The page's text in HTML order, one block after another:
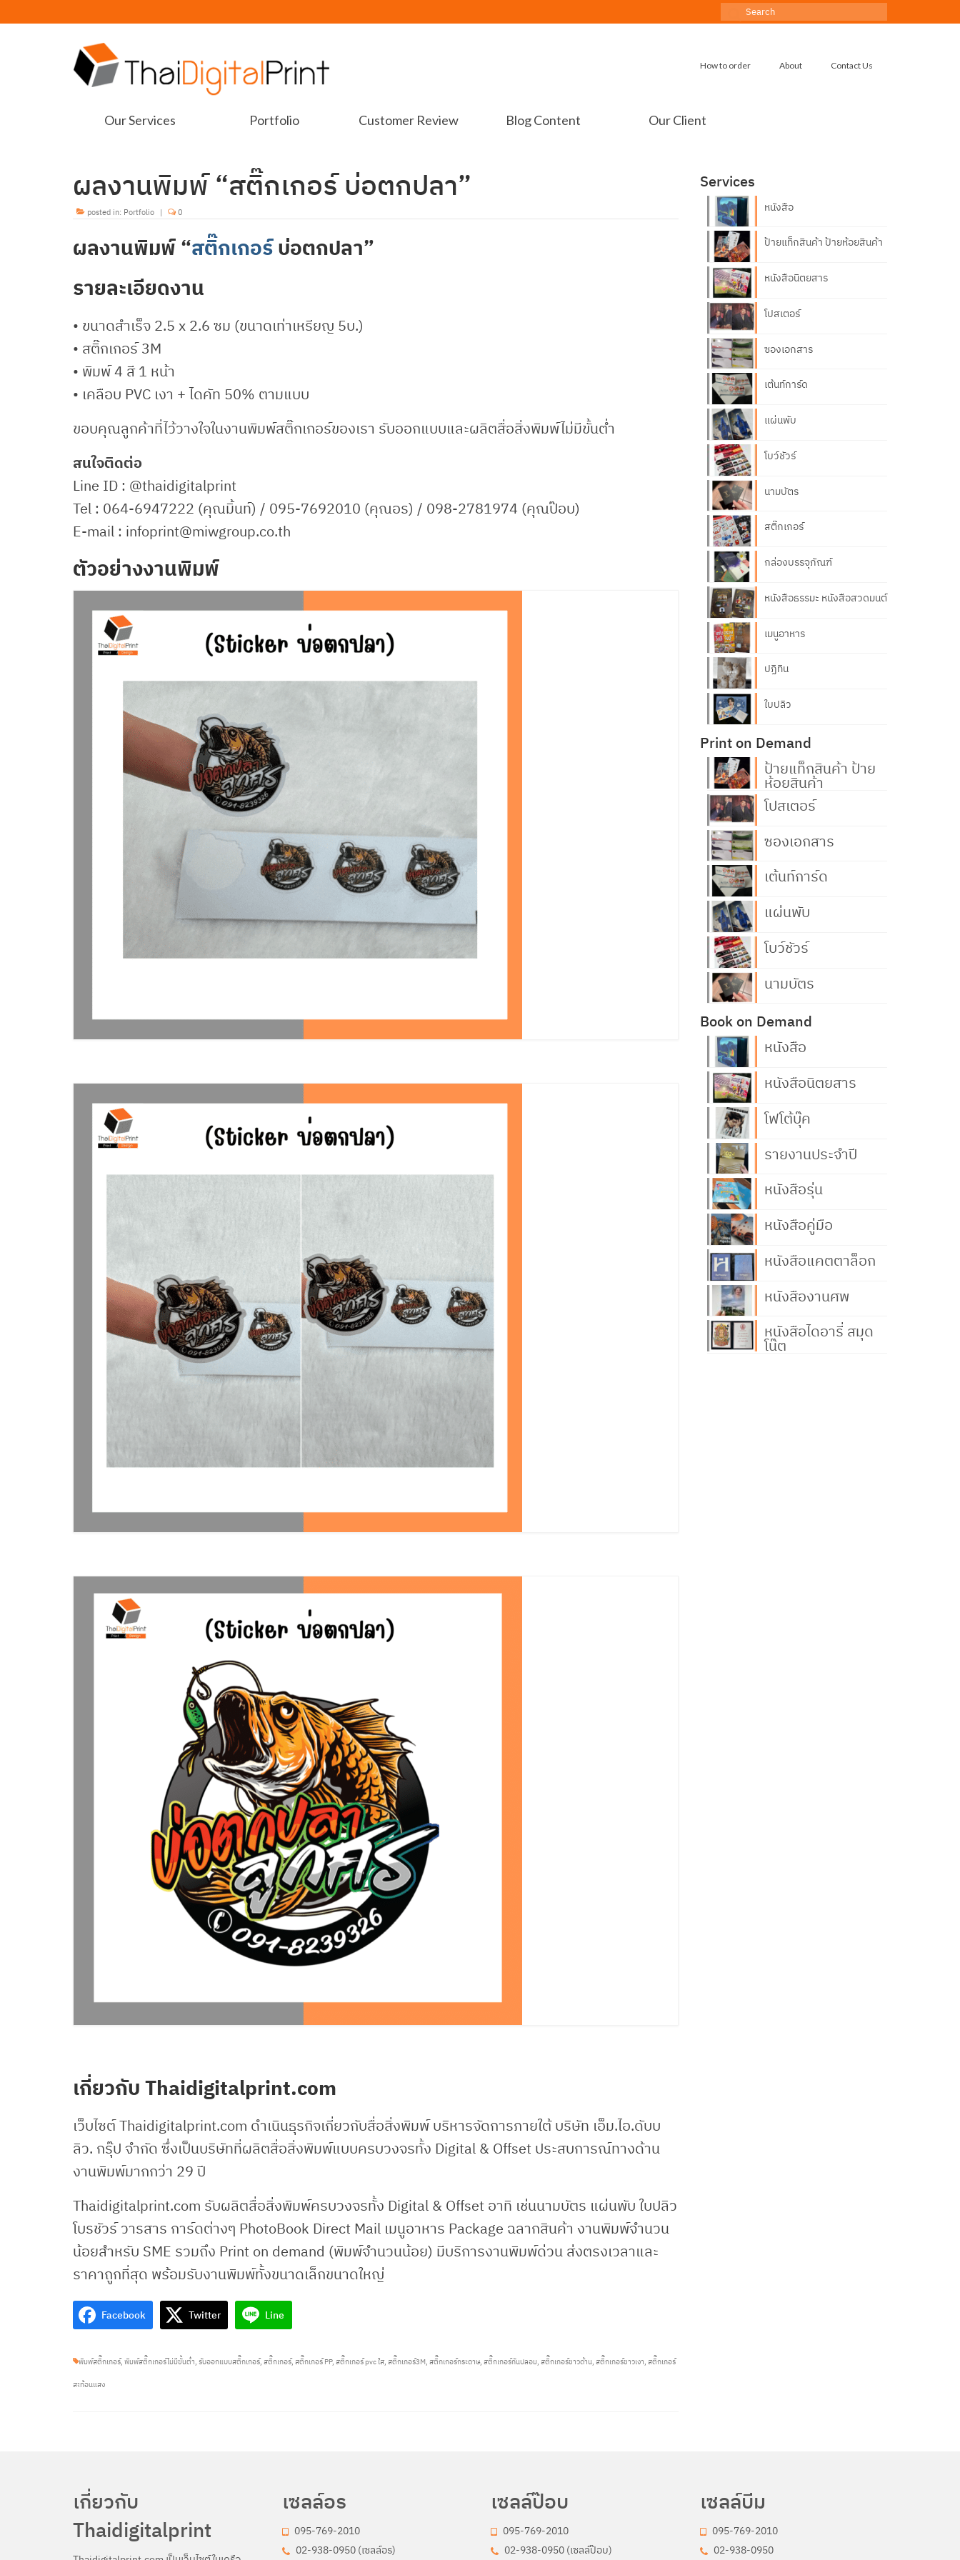
Search
How to order About Contact Us
Our Services Portfolio Customer Review Blog Content Our Client
ผลงานพิมพ์ “สติ๊กเกอร์ บ่อตกปลา”
posted in: Portfolio | 0
ผลงานพิมพ์ “สติ๊กเกอร์บ่อตกปลา”
รายละเอียดงาน
• ขนาดสำเร็จ 2.5 x 2.6 ซม (ขนาดเท่าเหรียญ 5บ.)
• สติ๊กเกอร์ 3M
• พิมพ์ 4 สี 1 หน้า
• เคลือบ PVC เงา + ไดคัท 50% ตามแบบ
ขอบคุณลูกค้าที่ไว้วางใจในงานพิมพ์สติ๊กเกอร์ของเรา รับออกแบบและผลิตสื่อสิ่งพิมพ์ไม่มีขั้นต่ำ
สนใจติดต่อ
Line ID : @thaidigitalprint
Tel : 064-6947222 (คุณมิ้นท์) / 095-7692010 (คุณอร) / 098-2781974 (คุณป๊อบ)
E-mail : infoprint@miwgroup.co.th
ตัวอย่างงานพิมพ์
เกี่ยวกับ Thaidigitalprint.com
เว็บไซต์ Thaidigitalprint.com ดำเนินธุรกิจเกี่ยวกับสื่อสิ่งพิมพ์ บริหารจัดการภายใต้ บริษัท เอ็ม.ไอ.ดับบ
ลิว. กรุ๊ป จำกัด ซึ่งเป็นบริษัทที่ผลิตสื่อสิ่งพิมพ์แบบครบวงจรทั้ง Digital & Offset ประสบการณ์ทางด้าน
งานพิมพ์มากกว่า 29 ปี
Thaidigitalprint.com รับผลิตสื่อสิ่งพิมพ์ครบวงจรทั้ง Digital & Offset อาทิ เช่นนามบัตร แผ่นพับ ใบปลิว
โบรชัวร์ วารสาร การ์ดต่างๆ PhotoBook Direct Mail เมนูอาหาร Package ฉลากสินค้า งานพิมพ์จำนวน
น้อยสำหรับ SME รวมถึง Print on demand (พิมพ์จำนวนน้อย) มีบริการงานพิมพ์ด่วน ส่งตรงเวลาและ
ราคาถูกที่สุด พร้อมรับงานพิมพ์ทั้งขนาดเล็กขนาดใหญ่
Facebook Twitter Line
พิมพ์สติ๊กเกอร์, พิมพ์สติ๊กเกอร์ไม่มีขั้นต่ำ, รับออกแบบสติ๊กเกอร์, สติ๊กเกอร์, สติ๊กเกอร์ PP, สติ๊กเกอร์ pvc ใส, สติ๊กเกอร์3M, สติ๊กเกอร์กระดาษ, สติ๊กเกอร์กันปลอม, สติ๊กเกอร์ขาวด้าน, สติ๊กเกอร์ขาวเงา, สติ๊กเกอร์
สะท้อนแสง
Services
หนังสือ
ป้ายแท็กสินค้า ป้ายห้อยสินค้า
หนังสือนิตยสาร
โปสเตอร์
ซองเอกสาร
เต้นท์การ์ด
แผ่นพับ
โบว์ชัวร์
นามบัตร
สติ๊กเกอร์
กล่องบรรจุภัณฑ์
หนังสือธรรมะ หนังสือสวดมนต์
เมนูอาหาร
ปฏิทิน
ใบปลิว
Print on Demand
ป้ายแท็กสินค้า ป้าย
ห้อยสินค้า
โปสเตอร์
ซองเอกสาร
เต้นท์การ์ด
แผ่นพับ
โบว์ชัวร์
นามบัตร
Book on Demand
หนังสือ
หนังสือนิตยสาร
โฟโต้บุ๊ค
รายงานประจำปี
หนังสือรุ่น
หนังสือคู่มือ
หนังสือแคตตาล็อก
หนังสืองานศพ
หนังสือไดอารี่ สมุด
โน๊ต
เกี่ยวกับ
Thaidigitalprint
เซลล์อร
095-769-2010
02-938-0950 (เซลล์อร)
เซลล์ป๊อบ
095-769-2010
02-938-0950 (เซลล์ป๊อบ)
เซลล์บีม
095-769-2010
02-938-0950